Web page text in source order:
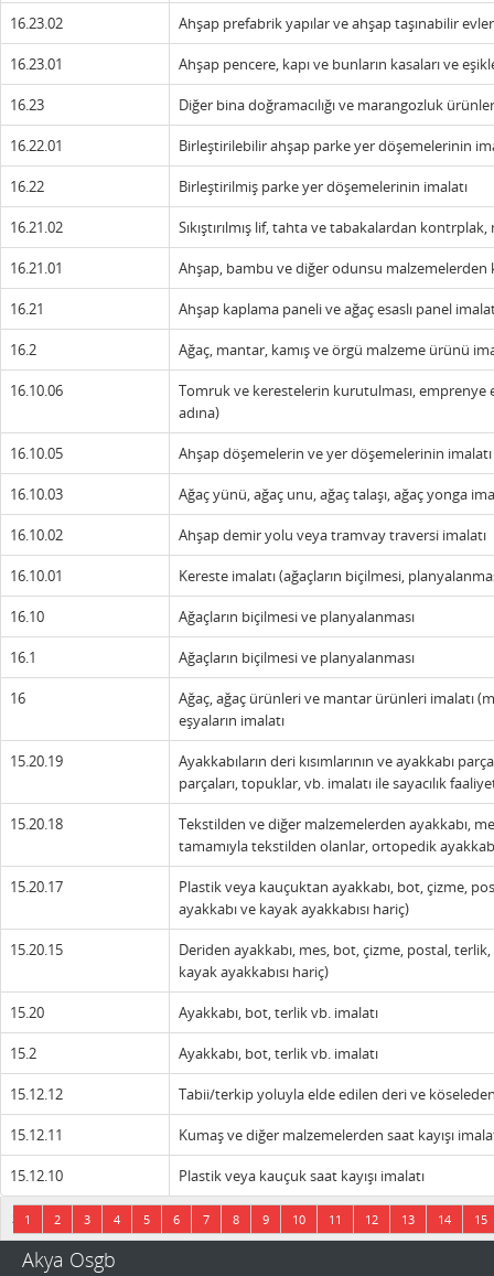
16.23.02 Ahşap prefabrik yapılar ve ahşap taşınabilir
16.23.01 Ahşap pencere, kapı ve bunların kasaları ve
16.23 Diğer bina doğramacılığı ve marangozluk
16.22.01 Birleştirilebilir ahşap parke yer döşemelerinin
16.22 Birleştirilmiş parke yer döşemelerinin imalatı
16.21.02 Sıkıştırılmış lif, tahta ve tabakalardan
16.21.01 Ahşap, bambu ve diğer odunsu malzemelerden
16.21 Ahşap kaplama paneli ve ağaç esaslı panel
16.2 Ağaç, mantar, kamış ve örgü malzeme ürünü
16.10.06
Tomruk ve kerestelerin kurutulması, emprenye
adına)
16.10.05 Ahşap döşemelerin ve yer döşemelerinin
16.10.03 Ağaç yünü, ağaç unu, ağaç talaşı, ağaç yonga
16.10.02 Ahşap demir yolu veya tramvay traversi imalatı
16.10.01 Kereste imalatı (ağaçların biçilmesi,
16.10 Ağaçların biçilmesi ve planyalanması
16.1 Ağaçların biçilmesi ve planyalanması
16
Ağaç, ağaç ürünleri ve mantar ürünleri imalatı
eşyaların imalatı
15.20.19
Ayakkabıların deri kısımlarının ve ayakkabı
parçaları, topuklar, vb. imalatı ile sayacılık
15.20.18
Tekstilden ve diğer malzemelerden ayakkabı,
tamamıyla tekstilden olanlar, ortopedik
15.20.17
Plastik veya kauçuktan ayakkabı, bot, çizme,
ayakkabı ve kayak ayakkabısı hariç)
15.20.15
Deriden ayakkabı, mes, bot, çizme, postal,
kayak ayakkabısı hariç)
15.20 Ayakkabı, bot, terlik vb. imalatı
15.2 Ayakkabı, bot, terlik vb. imalatı
15.12.12 Tabii/terkip yoluyla elde edilen deri ve
15.12.11 Kumaş ve diğer malzemelerden saat kayışı
15.12.10 Plastik veya kauçuk saat kayışı imalatı
27 sayfadan 1 sayfa gösteriliyor.
1 2 3 4 5 6 7 8 9 10 11 12 13 14 15
Akya Osgb